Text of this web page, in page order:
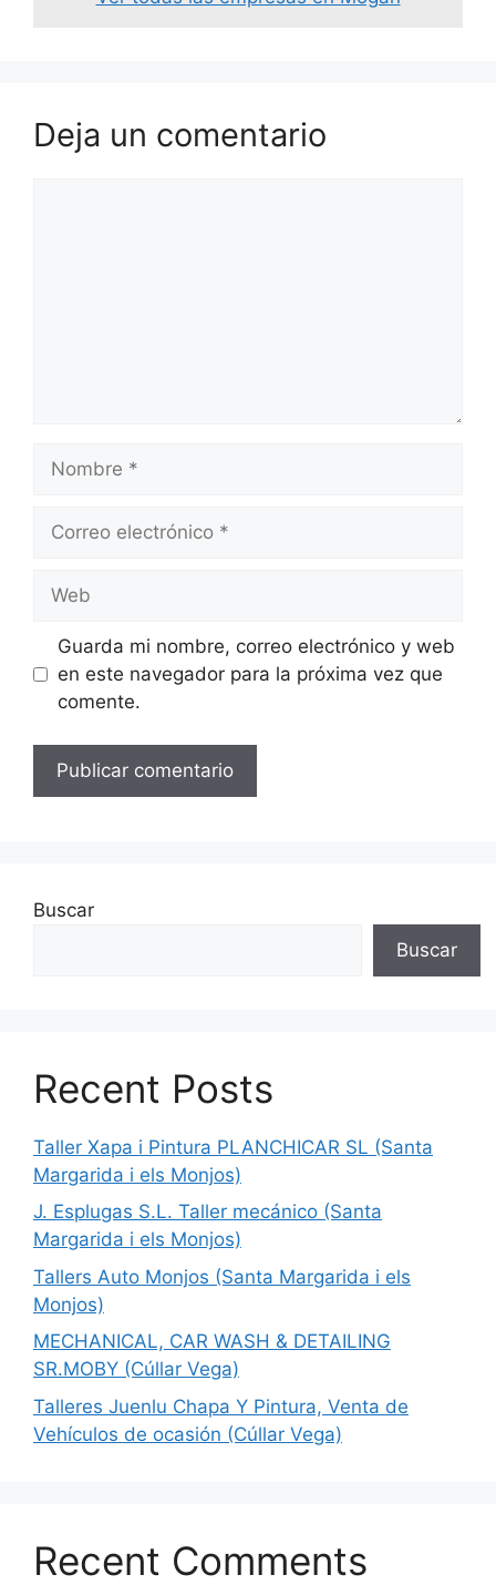
Deja un comentario
Nombre
Correo
Web
Guarda mi nombre, correo electrónico y web
en este navegador para la próxima vez que
comente.
Buscar
Buscar
Recent Posts
Taller Xapa i Pintura PLANCHICAR SL (Santa
Margarida i els Monjos)
J. Esplugas S.L. Taller mecánico (Santa
Margarida i els Monjos)
Tallers Auto Monjos (Santa Margarida i els
Monjos)
MECHANICAL, CAR WASH & DETAILING
SR.MOBY (Cúllar Vega)
Talleres Juenlu Chapa Y Pintura, Venta de
Vehículos de ocasión (Cúllar Vega)
Recent Comments